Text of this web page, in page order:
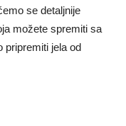
se detaljnije
možete spremiti sa
pripremiti jela od